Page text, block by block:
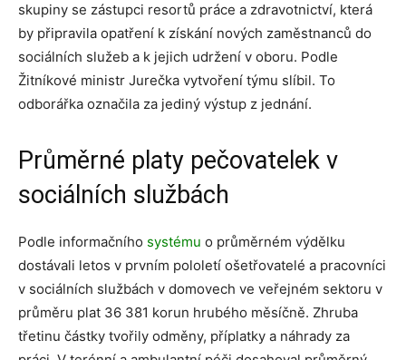
skupiny se zástupci resortů práce a zdravotnictví, která
by připravila opatření k získání nových zaměstnanců do
sociálních služeb a k jejich udržení v oboru. Podle
Žitníkové ministr Jurečka vytvoření týmu slíbil. To
odborářka označila za jediný výstup z jednání.
Průměrné platy pečovatelek v
sociálních službách
Podle informačního systému o průměrném výdělku
dostávali letos v prvním pololetí ošetřovatelé a pracovníci
v sociálních službách v domovech ve veřejném sektoru v
průměru plat 36 381 korun hrubého měsíčně. Zhruba
třetinu částky tvořily odměny, příplatky a náhrady za